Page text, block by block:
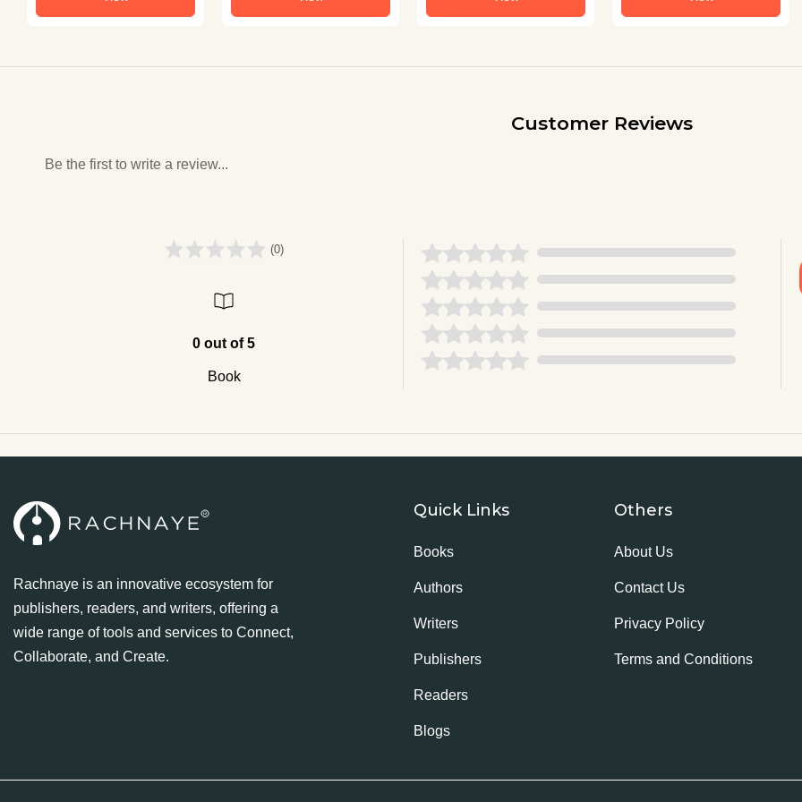
Customer Reviews
Be the first to write a review...
(0)
0 out of 5
Book
Rachnaye is an innovative ecosystem for
publishers, readers, and writers, offering a
wide range of tools and services to Connect,
Collaborate, and Create.
Quick Links
Books
Authors
Writers
Publishers
Readers
Blogs
Others
About Us
Contact Us
Privacy Policy
Terms and Conditions